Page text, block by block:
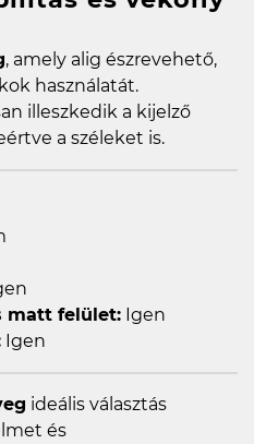
, amely alig észrevehető,
használatát.
illeszkedik a kijelző
a széleket is.
matt felület: Igen
Igen
ideális választás
és